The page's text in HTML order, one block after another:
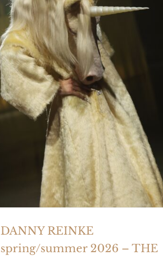
DANNY REINKE spring/summer
2026 – THE HUNT
DANNY REINKE
spring/summer 2026 – THE